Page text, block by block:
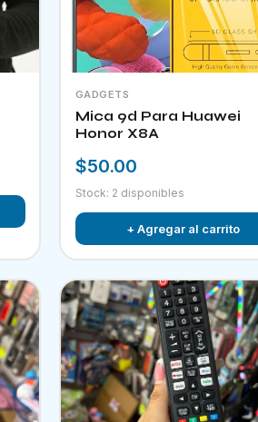
GADGETS
Mica 9d Para Huawei
Honor X8A
$50.00
Stock: 2 disponibles
+ Agregar al carrito